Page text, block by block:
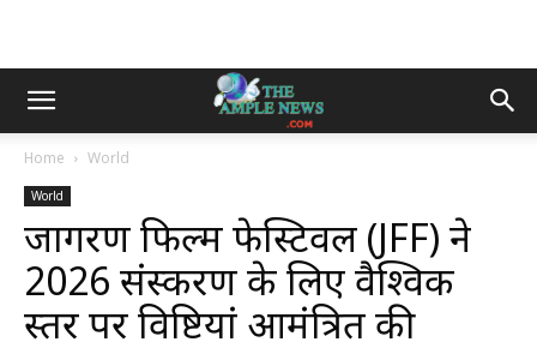
Home World
World
जागरण फिल्म फेस्टिवल (JFF) ने
2026 संस्करण के लिए वैश्विक
स्तर पर प्रविष्टियां आमंत्रित की